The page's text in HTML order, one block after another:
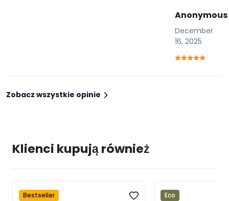
Anonymous
December
16, 2025
Zobacz wszystkie opinie
Klienci kupują również
Bestseller
Eco